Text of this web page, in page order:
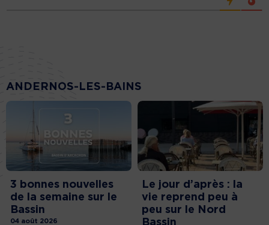
ANDERNOS-LES-BAINS
3 bonnes nouvelles
de la semaine sur le
Bassin
04 août 2026
Le jour d’après : la
vie reprend peu à
peu sur le Nord
Bassin